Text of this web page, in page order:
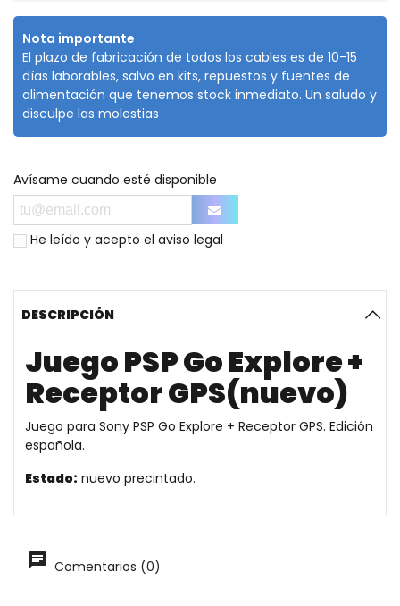
Nota importante
El plazo de fabricación de todos los cables es de 10-15
días laborables, salvo en kits, repuestos y fuentes de
alimentación que tenemos stock inmediato. Un saludo y
disculpe las molestias
Avísame cuando esté disponible
He leído y acepto el aviso legal
DESCRIPCIÓN
Juego PSP Go Explore +
Receptor GPS(nuevo)
Juego para Sony PSP Go Explore + Receptor GPS. Edición
española.
Estado: nuevo precintado.
Comentarios (0)